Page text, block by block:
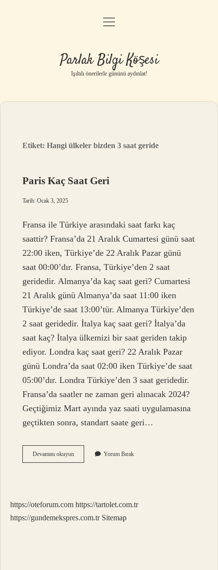
Anasayfa
Yasal Uyarı
menüyü
Parlak Bilgi Köşesi
Işıltılı önerilerle gününü aydınlat!
Etiket:Hangi ülkeler bizden 3 saat geride
Paris Kaç Saat Geri
Tarih: Ocak 3, 2025
Fransa ile Türkiye arasındaki saat farkı kaç
saattir? Fransa’da 21 Aralık Cumartesi günü saat
22:00 iken, Türkiye’de 22 Aralık Pazar günü
saat 00:00’dır. Fransa, Türkiye’den 2 saat
geridedir. Almanya’da kaç saat geri? Cumartesi
21 Aralık günü Almanya’da saat 11:00 iken
Türkiye’de saat 13:00’tür. Almanya Türkiye’den
2 saat geridedir. İtalya kaç saat geri? İtalya’da
saat kaç? İtalya ülkemizi bir saat geriden takip
ediyor. Londra kaç saat geri? 22 Aralık Pazar
günü Londra’da saat 02:00 iken Türkiye’de saat
05:00’dır. Londra Türkiye’den 3 saat geridedir.
Fransa’da saatler ne zaman geri alınacak 2024?
Geçtiğimiz Mart ayında yaz saati uygulamasına
geçtikten sonra, standart saate geri…
Devamını okuyunParis
Kaç
Yorum Bırak
https://oteforum.com https://tartolet.com.tr
https://gundemekspres.com.tr Sitemap